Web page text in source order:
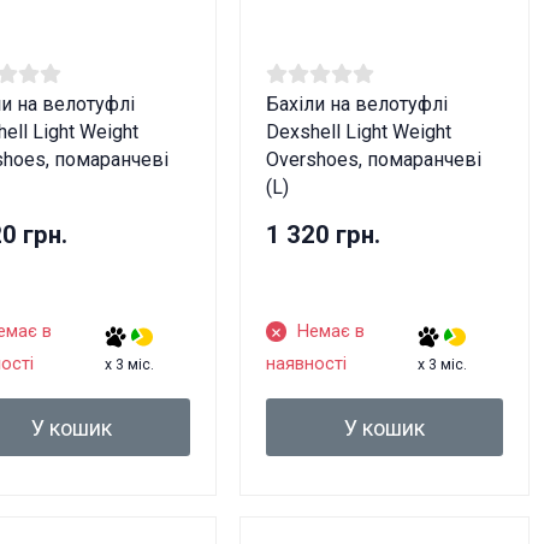
на велотуфлі
Light Weight
помаранчеві
грн.
в
x 3 міс.
У кошик
Бахіли на велотуфлі
Dexshell Light Weight
Overshoes, помаранчеві
(L)
1 320 грн.
Немає в
наявності
x 3 міс.
У кошик